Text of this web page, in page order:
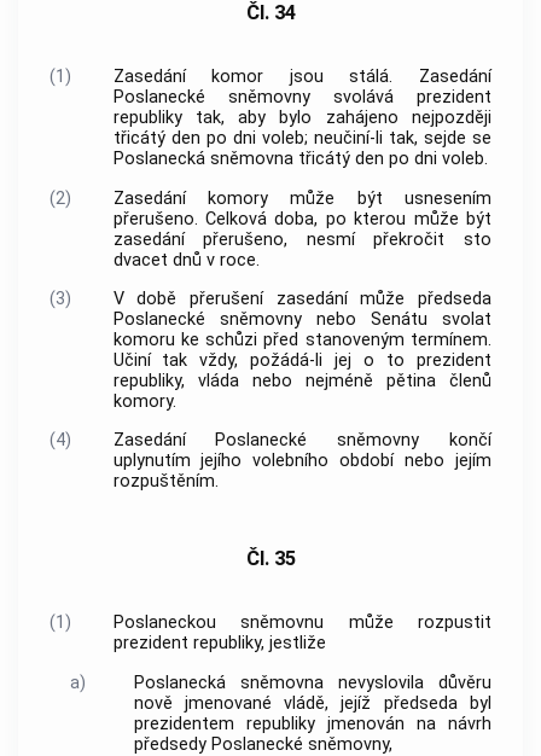
Čl. 34
(1)
Zasedání komor jsou stálá. Zasedání
Poslanecké sněmovny svolává prezident
republiky tak, aby bylo zahájeno nejpozději
třicátý den po dni voleb; neučiní-li tak, sejde se
Poslanecká sněmovna třicátý den po dni voleb.
(2)
Zasedání komory může být usnesením
přerušeno. Celková doba, po kterou může být
zasedání přerušeno, nesmí překročit sto
dvacet dnů v roce.
(3)
V době přerušení zasedání může předseda
Poslanecké sněmovny nebo Senátu svolat
komoru ke schůzi před stanoveným termínem.
Učiní tak vždy, požádá-li jej o to prezident
republiky, vládanebo nejméně pětina členů
komory.
(4)
Zasedání Poslanecké sněmovny končí
uplynutím jejího volebního období nebo jejím
rozpuštěním.
Čl. 35
(1)
Poslaneckou sněmovnu může rozpustit
prezident republiky, jestliže
a)
Poslanecká sněmovna nevyslovila důvěru
nově jmenovanévládě, jejíž předseda byl
prezidentem republiky jmenován na návrh
předsedy Poslanecké sněmovny,